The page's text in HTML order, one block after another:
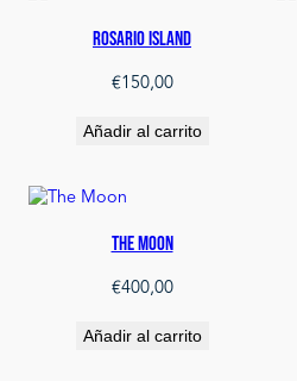
Rosario Island
€150,00
Añadir al carrito
The Moon
€400,00
Añadir al carrito